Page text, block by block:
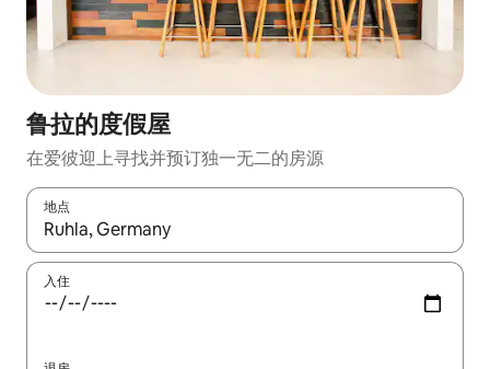
鲁拉的度假屋
在爱彼迎上寻找并预订独一无二的房源
地点
如有搜索结果，请使用上下方向键查看，或通过点击或滑动手势
入住